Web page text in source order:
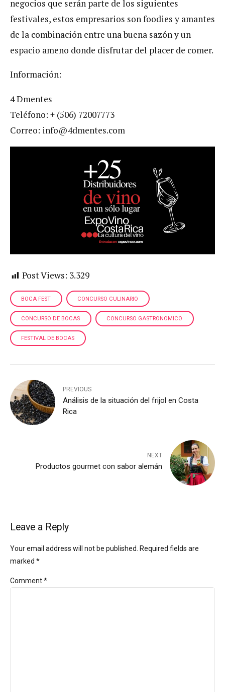
negocios que serán parte de los siguientes
festivales, estos empresarios son foodies y amantes
de la combinación entre una buena sazón y un
espacio ameno donde disfrutar del placer de comer.
Información:
4 Dmentes
Teléfono: + (506) 72007773
Correo: info@4dmentes.com
Post Views: 3.329
BOCA FEST CONCURSO CULINARIO
CONCURSO DE BOCAS CONCURSO GASTRONOMICO
FESTIVAL DE BOCAS
PREVIOUS
Análisis de la situación del frijol en Costa
Rica
NEXT
Productos gourmet con sabor alemán
Leave a Reply
Your email address will not be published. Required fields are
marked *
Comment*